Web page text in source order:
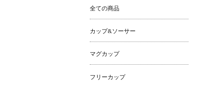
全ての商品
カップ&ソーサー
マグカップ
フリーカップ